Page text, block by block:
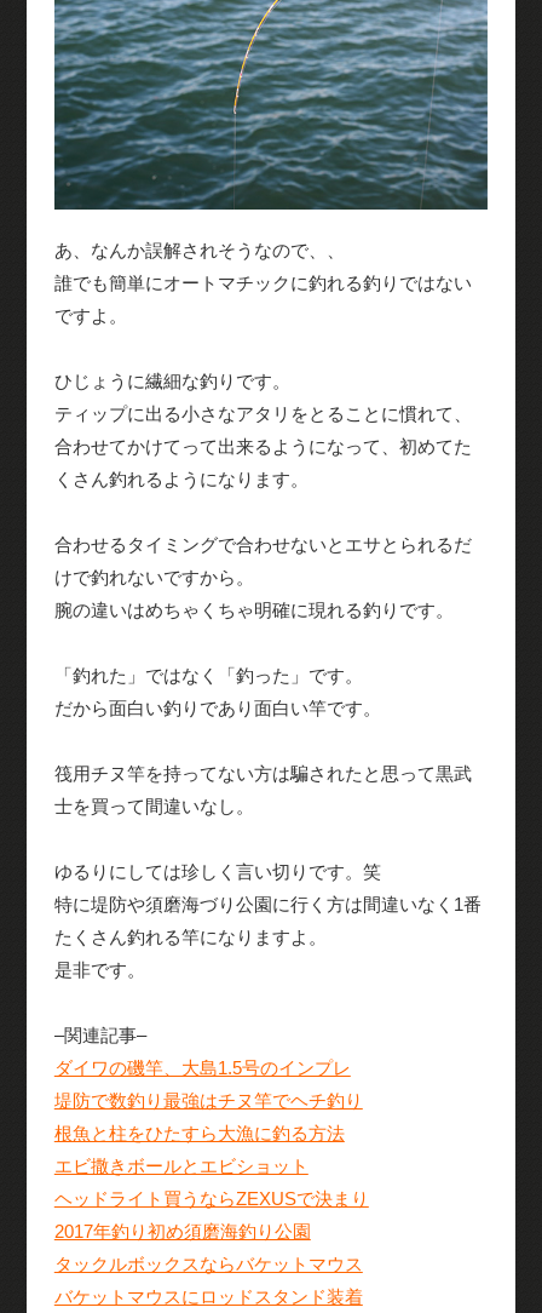
あ、なんか誤解されそうなので、、
誰でも簡単にオートマチックに釣れる釣りではない
ですよ。
ひじょうに繊細な釣りです。
ティップに出る小さなアタリをとることに慣れて、
合わせてかけてって出来るようになって、初めてた
くさん釣れるようになります。
合わせるタイミングで合わせないとエサとられるだ
けで釣れないですから。
腕の違いはめちゃくちゃ明確に現れる釣りです。
「釣れた」ではなく「釣った」です。
だから面白い釣りであり面白い竿です。
筏用チヌ竿を持ってない方は騙されたと思って黒武
士を買って間違いなし。
ゆるりにしては珍しく言い切りです。笑
特に堤防や須磨海づり公園に行く方は間違いなく1番
たくさん釣れる竿になりますよ。
是非です。
–関連記事–
ダイワの磯竿、大島1.5号のインプレ
堤防で数釣り最強はチヌ竿でヘチ釣り
根魚と柱をひたすら大漁に釣る方法
エビ撒きボールとエビショット
ヘッドライト買うならZEXUSで決まり
2017年釣り初め須磨海釣り公園
タックルボックスならバケットマウス
バケットマウスにロッドスタンド装着